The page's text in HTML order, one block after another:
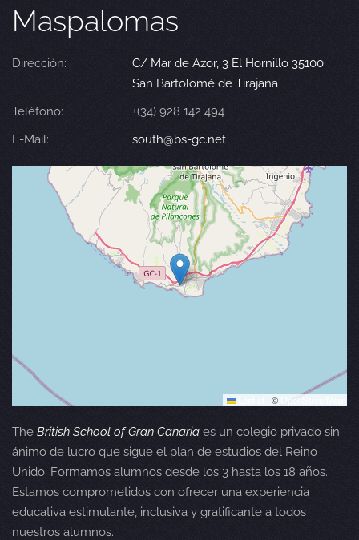
Maspalomas
Dirección:
C/ Mar de Azor, 3 El Hornillo 35100
San Bartolomé de Tirajana
Teléfono:
+(34) 928 142 494
E-Mail:
south@bs-gc.net
| © OpenStreetMap
The British School of Gran Canaria es un colegio privado sin
ánimo de lucro que sigue el plan de estudios del Reino
Unido. Formamos alumnos desde los 3 hasta los 18 años.
Estamos comprometidos con ofrecer una experiencia
educativa estimulante, inclusiva y gratificante a todos
nuestros alumnos.